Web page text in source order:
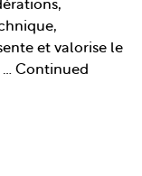
et valorise le
… Continued